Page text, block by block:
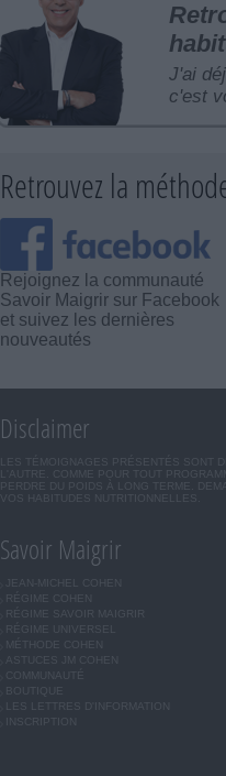
J'ai
c'est
Retrouvez la
Rejoignez la communauté
Savoir Maigrir sur Facebook
et suivez les dernières
nouveautés
Disclaimer
LES TÉMOIGNAGES PRÉSENTÉS SONT
L'AUTRE. COMME POUR TOUT
PERDRE DU POIDS À LONG TERME.
VOS HABITUDES NUTRITIONNELLES.
Savoir Maigrir
JEAN-MICHEL COHEN
RÉGIME COHEN
RÉGIME SAVOIR MAIGRIR
RÉGIME UNIVERSEL
ASTUCES JM COHEN
COMMUNAUTÉ
LES LETTRES D'INFORMATION
INSCRIPTION